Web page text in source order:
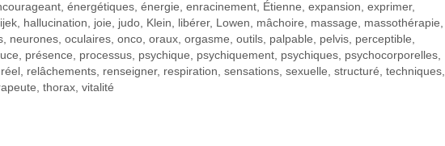
, énergétiques, énergie, enracinement, Étienne, expansion, exprimer,
, hallucination, joie, judo, Klein, libérer, Lowen, mâchoire, massage, massothérapie,
, neurones, oculaires, onco, oraux, orgasme, outils, palpable, pelvis, perceptible,
, présence, processus, psychique, psychiquement, psychiques, psychocorporelles,
réel , relâchements, renseigner, respiration, sensations, sexuelle, structuré, techniques,
, thorax, vitalité